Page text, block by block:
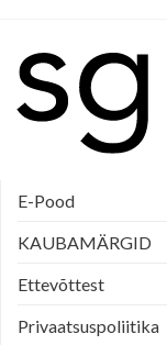
E-Pood
KAUBAMÄRGID
Ettevõttest
Privaatsuspoliitika